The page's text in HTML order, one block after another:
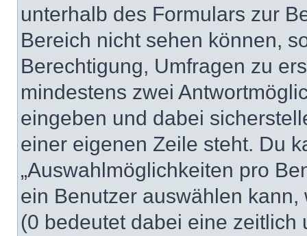
unterhalb des Formulars zur
Bereich nicht sehen können,
Berechtigung, Umfragen zu
mindestens zwei
eingeben und dabei
einer eigenen Zeile steht. Du
„Auswahlmöglichkeiten pro
ein Benutzer auswählen
(0 bedeutet dabei eine